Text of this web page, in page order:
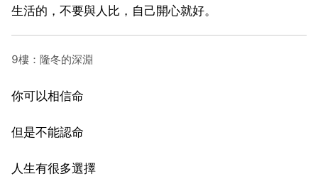
生活的，不要與人比，自己開心就好。
9樓：隆冬的深淵
你可以相信命
但是不能認命
人生有很多選擇